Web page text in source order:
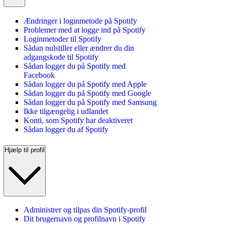
Ændringer i loginmetode på Spotify
Problemer med at logge ind på Spotify
Loginmetoder til Spotify
Sådan nulstiller eller ændrer du din
adgangskode til Spotify
Sådan logger du på Spotify med
Facebook
Sådan logger du på Spotify med Apple
Sådan logger du på Spotify med Google
Sådan logger du på Spotify med Samsung
Ikke tilgængelig i udlandet
Konti, som Spotify har deaktiveret
Sådan logger du af Spotify
Hjælp til profil
Administrer og tilpas din Spotify-profil
Dit brugernavn og profilnavn i Spotify